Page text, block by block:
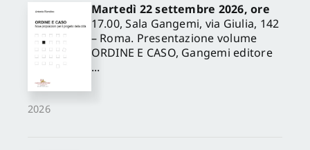
2026
Martedì 22 settembre 2026, ore
17.00, Sala Gangemi, via Giulia, 142
– Roma. Presentazione volume
ORDINE E CASO, Gangemi editore
...